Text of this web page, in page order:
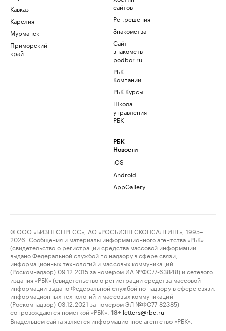
Кавказ
Карелия
Мурманск
Приморский
край
сайтов
Рег.решения
Знакомства
Сайт
знакомств
podbor.ru
РБК
Компании
РБК Курсы
Школа
управления
РБК
РБК
Новости
iOS
Android
AppGallery
© ООО «БИЗНЕСПРЕСС», АО «РОСБИЗНЕСКОНСАЛТИНГ», 1995–
2026. Сообщения и материалы информационного агентства «РБК»
(свидетельство о регистрации средства массовой информации
выдано Федеральной службой по надзору в сфере связи,
информационных технологий и массовых коммуникаций
(Роскомнадзор) 09.12.2015 за номером ИА №ФС77-63848) и сетевого
издания «РБК» (свидетельство о регистрации средства массовой
информации выдано Федеральной службой по надзору в сфере связи,
информационных технологий и массовых коммуникаций
(Роскомнадзор) 03.12.2021 за номером ЭЛ №ФС77-82385)
сопровождаются пометкой «РБК».
18+ letters@rbc.ru
Владельцем сайта является информационное агентство «РБК».